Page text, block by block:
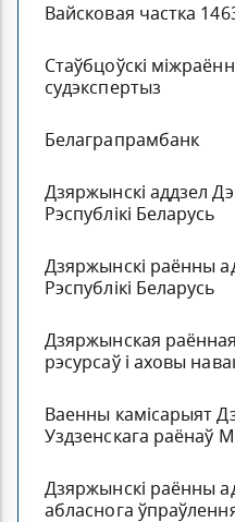
Вайсковая частка
Стаўбцоўскі
судэкспертыз
Белаграпрамбанк
Дзяржынскі аддзел
Рэспублікі Беларусь
Дзяржынскі раённы
Рэспублікі Беларусь
Дзяржынская
рэсурсаў і аховы
Ваенны камісарыят
Уздзенскага раёнаў
Дзяржынскі раённы
абласнога